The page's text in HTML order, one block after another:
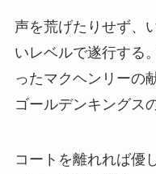
声を荒げたりせず、
いレベルで遂行する
ったマクヘンリーの
ゴールデンキングス
コートを離れれば優